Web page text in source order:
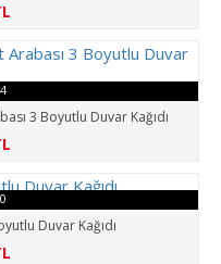
3 Boyutlu Duvar Kağıdı
Duvar Kağıdı